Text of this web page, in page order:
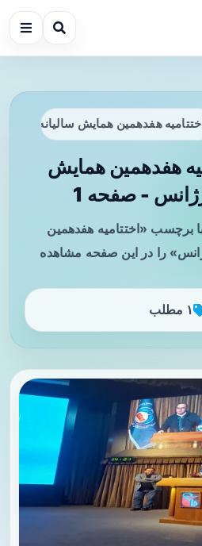
اختتامیه هفدهمین همایش سالیانه طب
هفدهمین همایش
- صفحه 1
برچسب «اختتامیه هفدهمین
را در این صفحه مشاهده
۱ مطلب